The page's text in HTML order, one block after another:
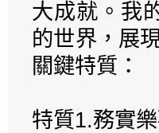
大成就。我
的世界，展
關鍵特質：
特質1.務實